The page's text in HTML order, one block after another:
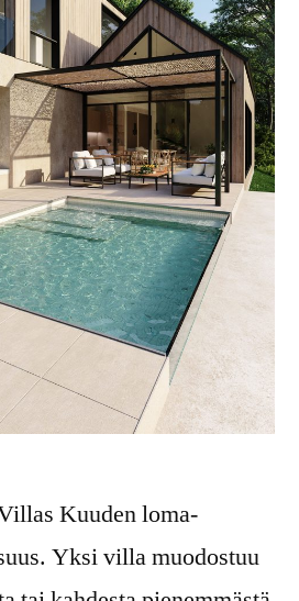
Kuuden loma-
Yksi villa muodostuu